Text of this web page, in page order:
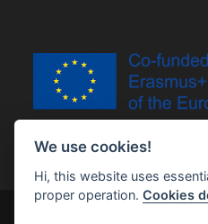
We use cookies!
Hi, this website uses
proper operation.Cookies